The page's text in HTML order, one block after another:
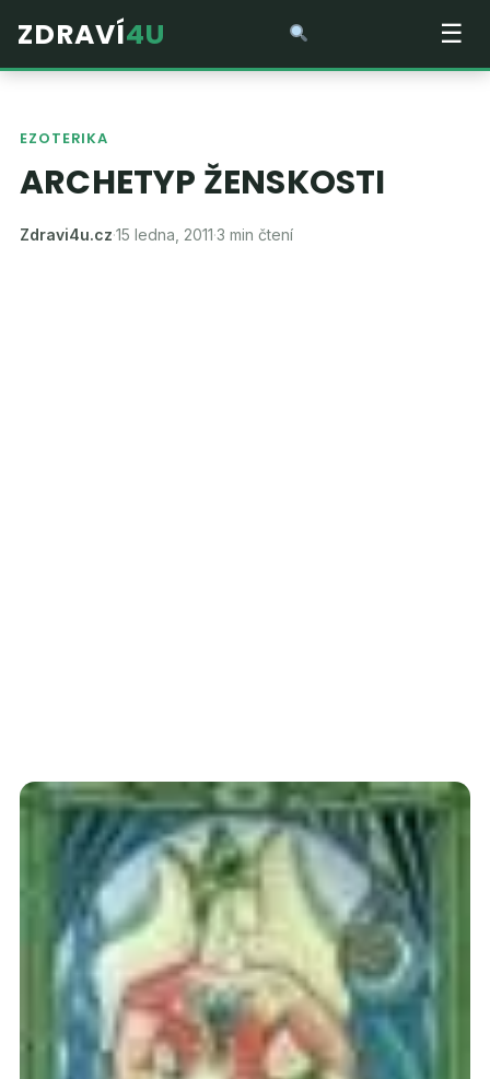
ZDRAVÍ4U ☰
EZOTERIKA
ARCHETYP ŽENSKOSTI
Zdravi4u.cz·15 ledna, 2011·3 min čtení